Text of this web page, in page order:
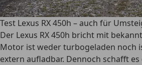
Test Lexus RX 450h – auch für
Der Lexus RX 450h bricht mit
Motor ist weder turbogeladen noch
extern aufladbar. Dennoch schafft